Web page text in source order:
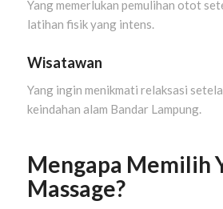
Yang memerlukan pemulihan otot
latihan fisik yang intens.
Wisatawan
Yang ingin menikmati relaksasi
keindahan alam Bandar Lampung.
Mengapa Memilih
Massage?